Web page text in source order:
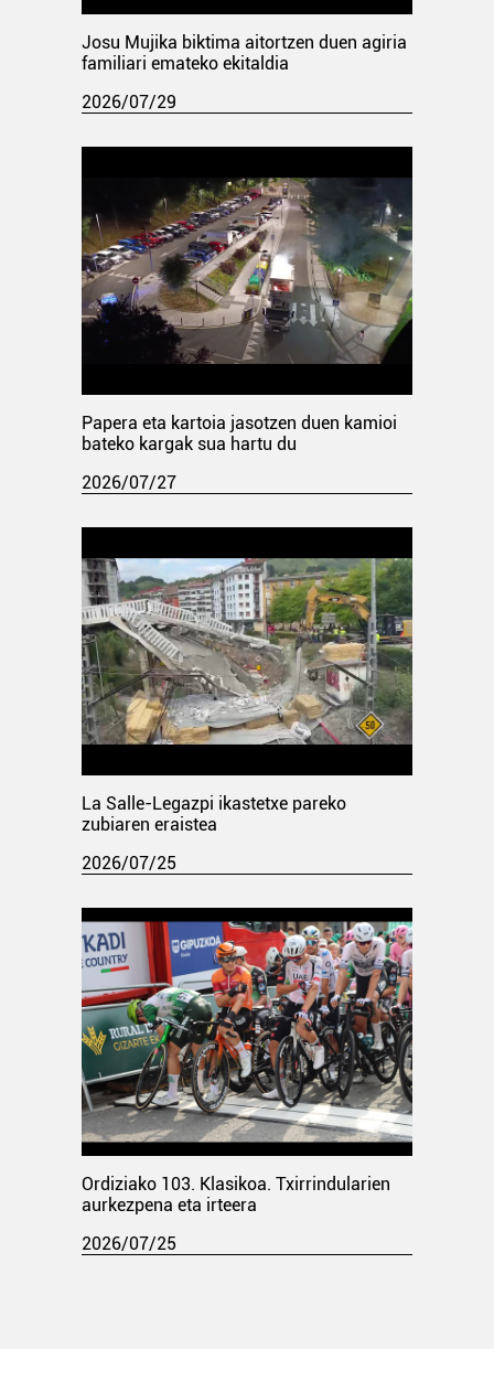
Josu Mujika biktima aitortzen duen agiria
familiari emateko ekitaldia
2026/07/29
Papera eta kartoia jasotzen duen kamioi
bateko kargak sua hartu du
2026/07/27
La Salle-Legazpi ikastetxe pareko
zubiaren eraistea
2026/07/25
Ordiziako 103. Klasikoa. Txirrindularien
aurkezpena eta irteera
2026/07/25